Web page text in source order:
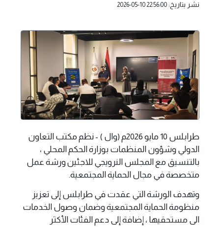
نشر بتاريخ: 2026-05-10 22:56:00
طرابلس 10 مايو 2026م (وال ) - نظم مكتب التعاون
الدولي وشؤون المنظمات بوزارة الحكم المحلي ،
بالتنسيق مع المجلس النرويجي للاجئين ورشة عمل
متخصصة في مجال الحماية المجتمعية.
وتهدف الورشة التي عقدت في طرابلس إلى تعزيز
منظومة الحماية المجتمعية وضمان وصول الخدمات
الى مستحقيها ، إضافة إلى دعم الفئات الأكثر